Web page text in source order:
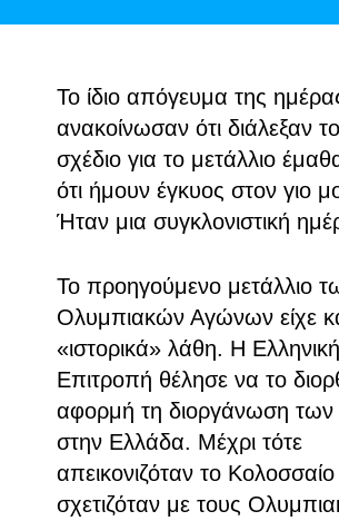
Το ίδιο απόγευμα της
ανακοίνωσαν ότι διάλεξαν
σχέδιο για το μετάλλιο
ότι ήμουν έγκυος στον γιο
Ήταν μια συγκλονιστική
Το προηγούμενο μετάλλιο
Ολυμπιακών Αγώνων είχε
«ιστορικά» λάθη. Η Ελληνική
Επιτροπή θέλησε να το
αφορμή τη διοργάνωση
στην Ελλάδα. Μέχρι τότε
απεικονιζόταν το
σχετιζόταν με τους